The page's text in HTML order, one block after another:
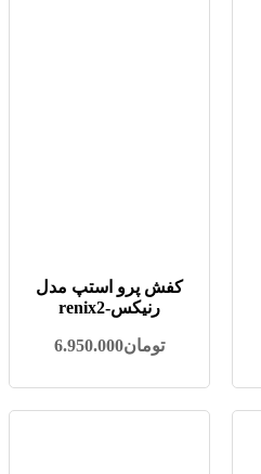
کفش پرو استپ مدل
رنیکس-renix2
تومان6.950.000